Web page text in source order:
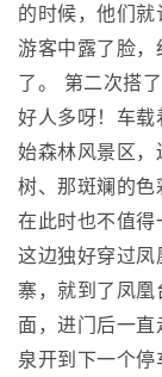
的时候，他们
游客中露了脸，
了。 第二次搭
好人多呀！车
始森林风景区，
树、那斑斓的
在此时也不值
这边独好穿过
寨，就到了凤
面，进门后一
泉开到下一个